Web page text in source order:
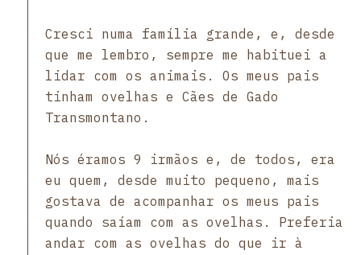
Cresci numa família grande, e, desde
que me lembro, sempre me habituei a
lidar com os animais. Os meus pais
tinham ovelhas e Cães de Gado
Transmontano.
Nós éramos 9 irmãos e, de todos, era
eu quem, desde muito pequeno, mais
gostava de acompanhar os meus pais
quando saíam com as ovelhas. Preferia
andar com as ovelhas do que ir à